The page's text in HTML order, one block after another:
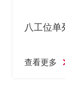
八工位
查看更多